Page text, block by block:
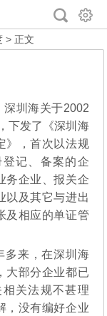
> 正文
深圳海关于2002
下发了《深圳海
》，首次以法规
记、备案的企
务企业、报关企
以及其它与进出
及相应的单证管
多来，在深圳海
大部分企业都已
关法规不甚理
，没有编好企业